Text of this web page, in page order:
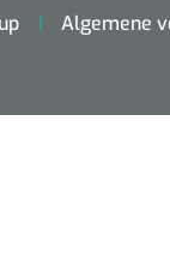
Algemene